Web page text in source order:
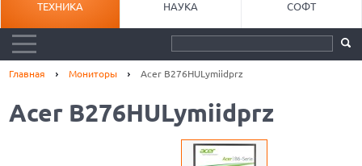
ТЕХНИКА НАУКА СОФТ
Главная Мониторы Acer B276HULymiidprz
Acer B276HULymiidprz